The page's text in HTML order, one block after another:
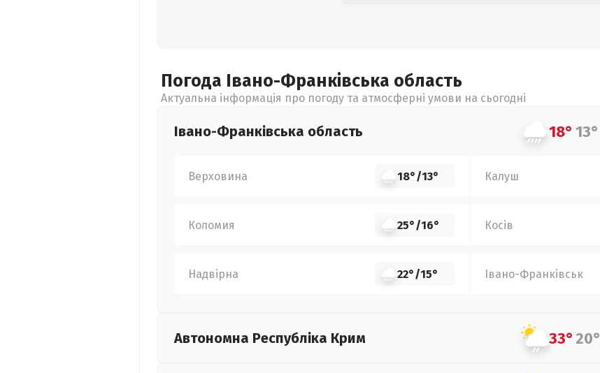
Погода Івано-Франківська область
Актуальна інформація про погоду та атмосферні умови на сьогодні
Івано-Франківська область 18° 13°
Верховина 18°/13° Калуш
Коломия 25°/16° Косів
Надвірна 22°/15° Івано-Франківськ
Автономна Республіка Крим 33°20°